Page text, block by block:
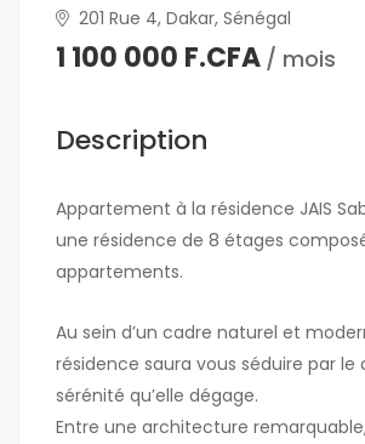
201 Rue 4, Dakar, Sénégal
1 100 000 F.CFA / mois
Description
Appartement à la résidence JAIS
une résidence de 8 étages
appartements.
Au sein d’un cadre naturel et
résidence saura vous séduire par le
sérénité qu’elle dégage.
Entre une architecture